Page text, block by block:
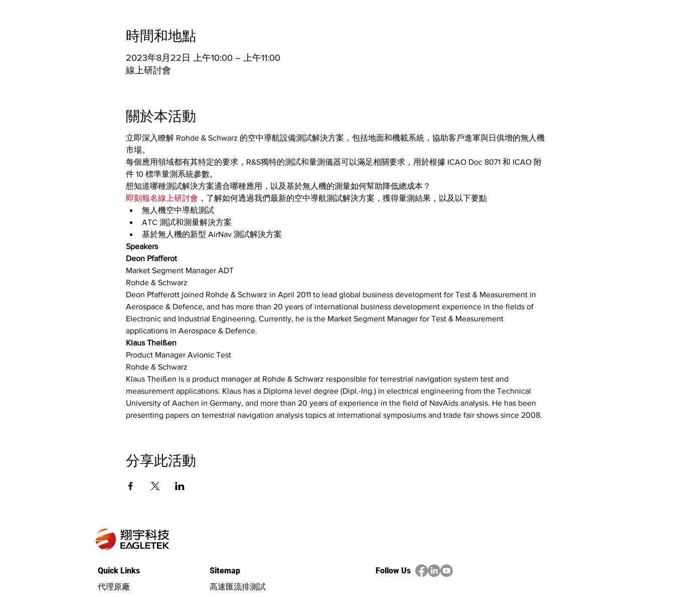
時間和地點
2023年8月22日 上午10:00 – 上午11:00
線上研討會
關於本活動
立即深入瞭解 Rohde & Schwarz 的空中導航設備測試解決方案，包括地面和機載系統，協助客戶進軍與日俱增的無人機
市場。
每個應用領域都有其特定的要求，R&S獨特的測試和量測儀器可以滿足相關要求，用於根據 ICAO Doc 8071 和 ICAO 附
件 10 標準量測系統參數。
想知道哪種測試解決方案適合哪種應用，以及基於無人機的測量如何幫助降低總成本？
即刻報名線上研討會 ，了解如何透過我們最新的空中導航測試解決方案，獲得量測結果，以及以下要點
無人機空中導航測試
ATC 測試和測量解決方案
基於無人機的新型 AirNav 測試解決方案
Speakers
Deon Pfafferot
Market Segment Manager ADT
Rohde & Schwarz
Deon Pfafferott joined Rohde & Schwarz in April 2011 to lead global business development for Test & Measurement in
Aerospace & Defence, and has more than 20 years of international business development experience in the fields of
Electronic and Industrial Engineering. Currently, he is the Market Segment Manager for Test & Measurement
applications in Aerospace & Defence.
Klaus Theißen
Product Manager Avionic Test
Rohde & Schwarz
Klaus Theißen is a product manager at Rohde & Schwarz responsible for terrestrial navigation system test and
measurement applications. Klaus has a Diploma level degree (Dipl.-Ing.) in electrical engineering from the Technical
University of Aachen in Germany, and more than 20 years of experience in the field of NavAids analysis. He has been
presenting papers on terrestrial navigation analysis topics at international symposiums and trade fair shows since 2008.
分享此活動
Quick Links
代理原廠
Sitemap
高速匯流排測試
Follow Us